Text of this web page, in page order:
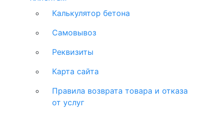
Калькулятор бетона
Самовывоз
Реквизиты
Карта сайта
Правила возврата товара и отказа
от услуг